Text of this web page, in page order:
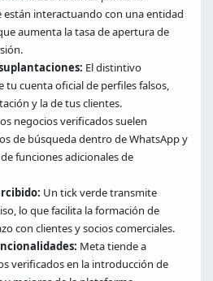
interactuando con una entidad
aumenta la tasa de apertura de
El distintivo
tu cuenta oficial de perfiles falsos,
y la de tus clientes.
negocios verificados suelen
de búsqueda dentro de WhatsApp y
funciones adicionales de
Un tick verde transmite
lo que facilita la formación de
con clientes y socios comerciales.
Meta tiende a
verificados en la introducción de